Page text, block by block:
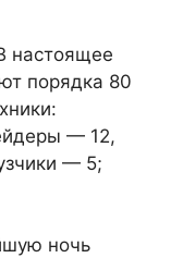
настоящее
порядка 80
— 12,
— 5;
ночь